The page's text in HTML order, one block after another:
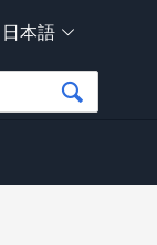
日本語